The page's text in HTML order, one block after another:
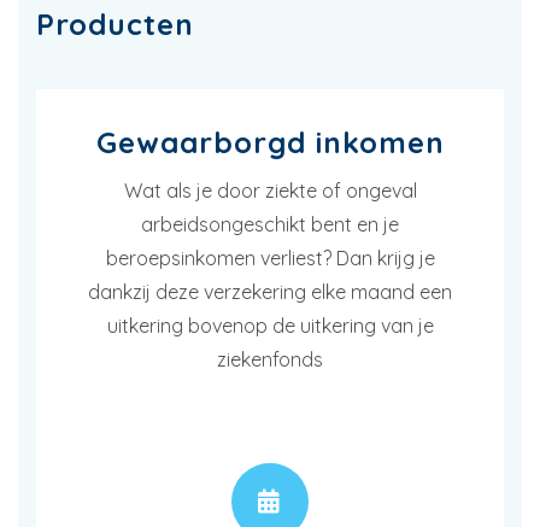
Producten
Gewaarborgd inkomen
Wat als je door ziekte of ongeval
arbeidsongeschikt bent en je
beroepsinkomen verliest? Dan krijg je
dankzij deze verzekering elke maand een
uitkering bovenop de uitkering van je
ziekenfonds